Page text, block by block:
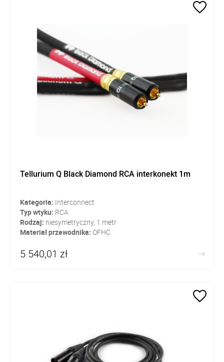
Tellurium Q Black Diamond RCA interkonekt 1m
Kategoria: Interconnect
Typ wtyku: RCA
Rodzaj: niesymetryczny, 1 metr
Materiał przewodnika: OFHC
5 540,01 zł